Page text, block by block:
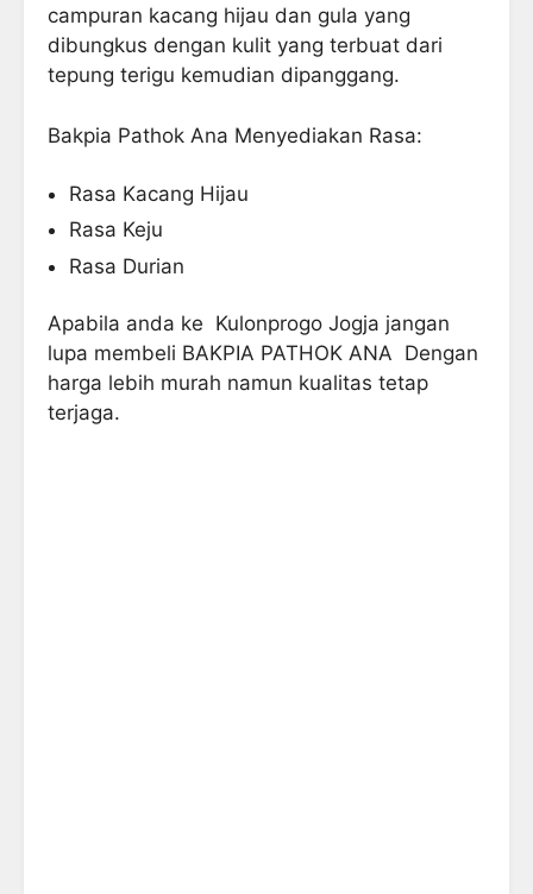
campuran kacang hijau dan gula yang
dibungkus dengan kulit yang terbuat dari
tepung terigu kemudian dipanggang.
Bakpia Pathok Ana Menyediakan Rasa:
Rasa Kacang Hijau
Rasa Keju
Rasa Durian
Apabila anda ke Kulonprogo Jogja jangan
lupa membeli BAKPIA PATHOK ANA Dengan
harga lebih murah namun kualitas tetap
terjaga.